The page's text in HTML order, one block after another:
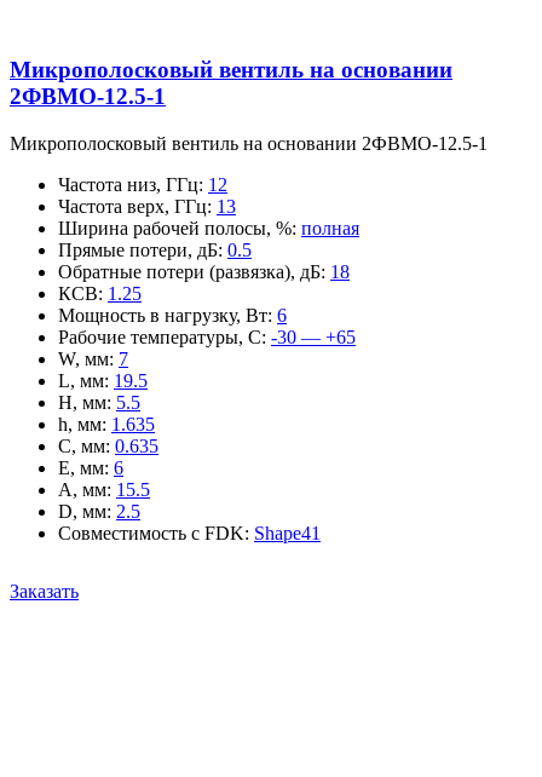
Микрополосковый вентиль на основании
2ФВМO-12.5-1
Микрополосковый вентиль на основании 2ФВМO-12.5-1
Частота низ, ГГц: 12
Частота верх, ГГц: 13
Ширина рабочей полосы, %: полная
Прямые потери, дБ: 0.5
Обратные потери (развязка), дБ: 18
КСВ: 1.25
Мощность в нагрузку, Вт: 6
Рабочие температуры, С: -30 — +65
W, мм: 7
L, мм: 19.5
H, мм: 5.5
h, мм: 1.635
C, мм: 0.635
E, мм: 6
A, мм: 15.5
D, мм: 2.5
Совместимость с FDK: Shape41
Заказать